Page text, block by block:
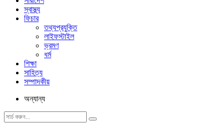
স্বাস্থ্য
ফিচার
তথ্যপ্রযুক্তি
লাইফস্টাইল
ভ্রমণ
ধর্ম
শিক্ষা
সাহিত্য
সম্পাদকীয়
অন্যান্য